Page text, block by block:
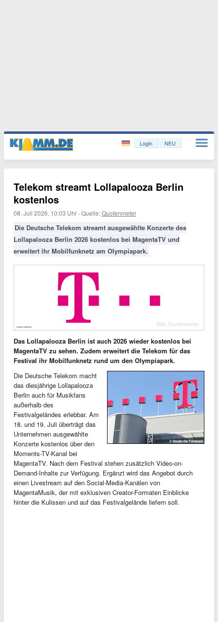
Login NEU
Telekom streamt Lollapalooza Berlin
kostenlos
08. Juli 2026, 10:03 Uhr ·Quelle:Quotenmeter
Die Deutsche Telekom streamt ausgewählte Konzerte des
Lollapalooza Berlin 2026 kostenlos bei MagentaTV und
erweitert ihr Mobilfunknetz am Olympiapark.
Bild: Quotenmeter
Das Lollapalooza Berlin ist auch 2026 wieder kostenlos bei
MagentaTV zu sehen. Zudem erweitert die Telekom für das
Festival ihr Mobilfunknetz rund um den Olympiapark.
Die Deutsche Telekom macht
das diesjährige Lollapalooza
Berlin auch für Musikfans
außerhalb des
Festivalgeländes erlebbar. Am
18. und 19. Juli überträgt das
Unternehmen ausgewählte
Konzerte kostenlos über den
Moments-TV-Kanal bei
MagentaTV. Nach dem Festival stehen zusätzlich Video-on-
Demand-Inhalte zur Verfügung. Ergänzt wird das Angebot durch
einen Livestream auf den Social-Media-Kanälen von
MagentaMusik, der mit exklusiven Creator-Formaten Einblicke
hinter die Kulissen und auf das Festivalgelände liefern soll.